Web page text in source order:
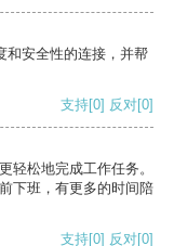
和安全性的连接，并帮
支持[0] 反对[0]
轻松地完成工作任务。
下班，有更多的时间陪
支持[0] 反对[0]